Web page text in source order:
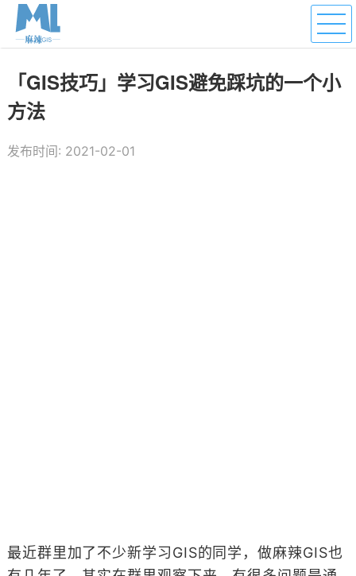
「GIS技巧」学习GIS避免踩坑的一个小
方法
发布时间: 2021-02-01
最近群里加了不少新学习GIS的同学，做麻辣GIS也